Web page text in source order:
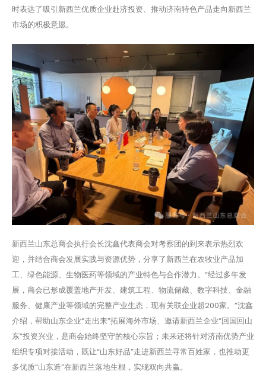
时表达了吸引新西兰优质企业赴济投资、推动济南特色产品走向新西兰
市场的积极意愿。
新西兰山东总商会执行会长沈鑫代表商会对考察团的到来表示热烈欢
迎，并结合商会发展实践与资源优势，分享了新西兰在农牧业产品加
工、绿色能源、生物医药等领域的产业特色与合作潜力。“经过多年发
展，商会已形成覆盖地产开发、建筑工程、物流储藏、数字科技、金融
服务、健康产业等领域的完整产业生态，现有关联企业超200家。”沈鑫
介绍，帮助山东企业“走出来”拓展海外市场、邀请新西兰企业“回国回山
东”投资兴业，是商会始终坚守的核心宗旨；未来还将针对济南优势产业
组织专项对接活动，既让“山东好品”走进新西兰寻常百姓家，也推动更
多优质“山东造”在新西兰落地生根，实现双向共赢。